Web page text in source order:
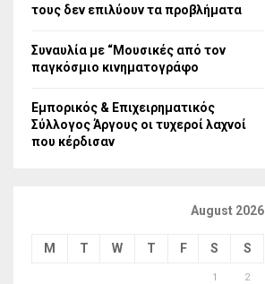
τους δεν επιλύουν τα προβλήματα
Συναυλία με “Μουσικές από τον
παγκόσμιο κινηματογράφο
Εμπορικός & Επιχειρηματικός
Σύλλογος Άργους οι τυχεροί λαχνοί
που κέρδισαν
August 2026
M T W T F S S
1 2